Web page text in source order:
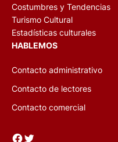
Costumbres y Tendencias
Turismo Cultural
Estadísticas culturales
HABLEMOS
Contacto administrativo
Contacto de lectores
Contacto comercial
Facebook Twitter